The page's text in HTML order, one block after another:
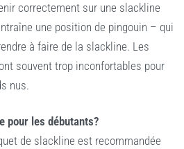
correctement sur une slackline
une position de pingouin – qui
à faire de la slackline. Les
souvent trop inconfortables pour
nus.
pour les débutants?
de slackline est recommandée